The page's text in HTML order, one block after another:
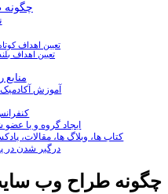
تعیین اهداف
تعیین اهداف
منابع
آموزش آکادمیک
ایجاد گروه و یا
کتاب ها، وبلاگ ها، مقالات،
درگیر شدن در
چگونه طراح وب